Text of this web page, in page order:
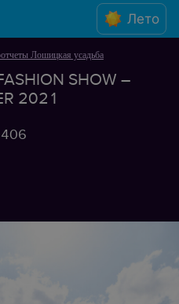
Лето
Лошицкая усадьба
SHOW –
2021
406